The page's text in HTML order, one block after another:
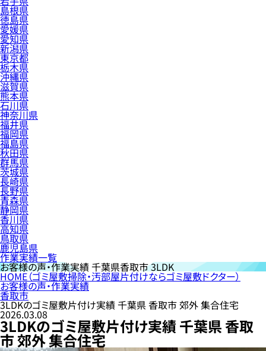
島根県
徳島県
愛媛県
愛知県
新潟県
東京都
栃木県
沖縄県
滋賀県
熊本県
石川県
神奈川県
福井県
福岡県
福島県
秋田県
群馬県
茨城県
長崎県
長野県
青森県
静岡県
香川県
高知県
鳥取県
鹿児島県
作業実績一覧
お客様の声・作業実績千葉県香取市 3LDK
HOME（ゴミ屋敷掃除・汚部屋片付けならゴミ屋敷ドクター）
お客様の声・作業実績
香取市
3LDKのゴミ屋敷片付け実績 千葉県 香取市 郊外 集合住宅
2026.03.08
3LDKのゴミ屋敷片付け実績 千葉県 香取
市 郊外 集合住宅